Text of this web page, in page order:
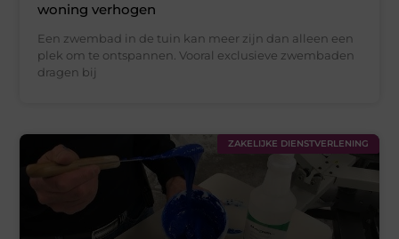
woning verhogen
Een zwembad in de tuin kan meer zijn dan alleen een
plek om te ontspannen. Vooral exclusieve zwembaden
dragen bij
ZAKELIJKE DIENSTVERLENING